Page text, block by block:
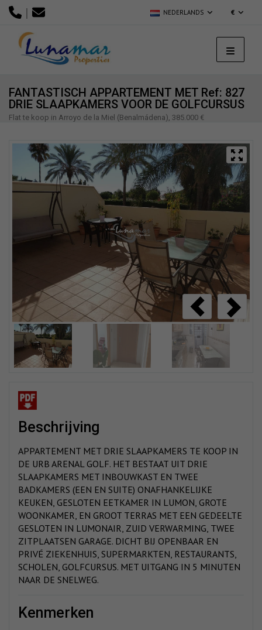
| NEDERLANDS €
Ref: 827
FANTASTISCH APPARTEMENT MET
DRIE SLAAPKAMERS VOOR DE GOLFCURSUS
Flat te koop in Arroyo de la Miel (Benalmádena), 385.000 €
beschrijving
APPARTEMENT MET DRIE SLAAPKAMERS TE KOOP IN
DE URB ARENAL GOLF. HET BESTAAT UIT DRIE
SLAAPKAMERS MET INBOUWKAST EN TWEE
BADKAMERS (EEN EN SUITE) ONAFHANKELIJKE
KEUKEN, GESLOTEN EETKAMER IN LUMON, GROTE
WOONKAMER, EN GROOT TERRAS MET EEN GEDEELTE
GESLOTEN IN LUMONAIR, ZUID VERWARMING, TWEE
ZITPLAATSEN GARAGE. DICHT BIJ OPENBAAR EN
PRIVÉ ZIEKENHUIS, SUPERMARKTEN, RESTAURANTS,
SCHOLEN, GOLFCURSUS. MET UITGANG IN 5 MINUTEN
NAAR DE SNELWEG.
kenmerken